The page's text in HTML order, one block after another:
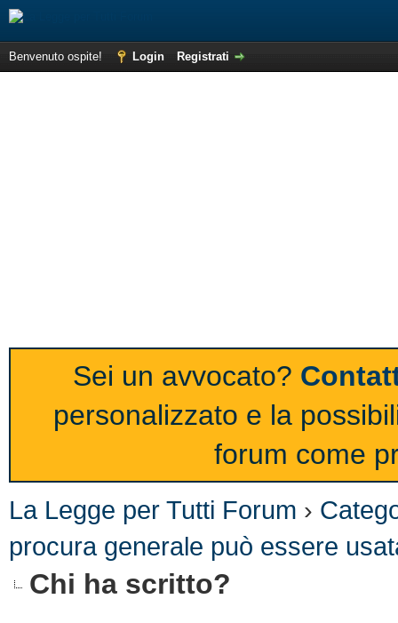
Benvenuto ospite! Login Registrati
Sei un avvocato?
personalizzato e la
forum come
La Legge per Tutti Forum ›
procura generale può essere
Chi ha scritto?